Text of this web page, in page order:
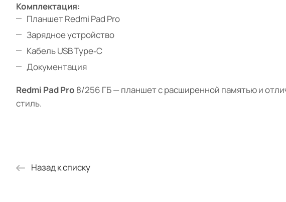
Комплектация:
Планшет Redmi Pad Pro
Зарядное устройство
Кабель USB Type‑C
Документация
Redmi Pad Pro 8/256 ГБ — планшет с расширенной памятью и
стиль.
Назад к списку